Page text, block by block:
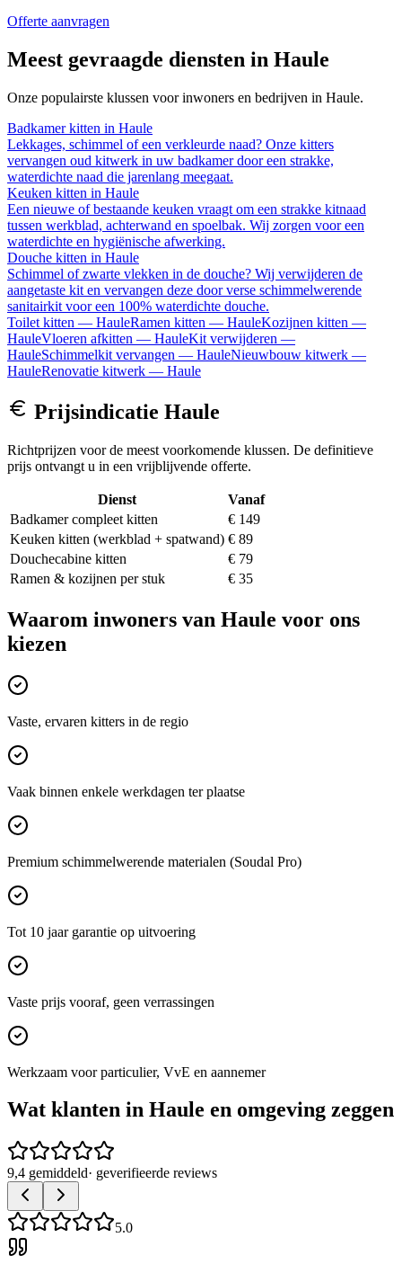
Offerte aanvragen
Meest gevraagde diensten in Haule
Onze populairste klussen voor inwoners en bedrijven in Haule.
Badkamer kitten in Haule
Lekkages, schimmel of een verkleurde naad? Onze kitters
vervangen oud kitwerk in uw badkamer door een strakke,
waterdichte naad die jarenlang meegaat.
Keuken kitten in Haule
Een nieuwe of bestaande keuken vraagt om een strakke kitnaad
tussen werkblad, achterwand en spoelbak. Wij zorgen voor een
waterdichte en hygiënische afwerking.
Douche kitten in Haule
Schimmel of zwarte vlekken in de douche? Wij verwijderen de
aangetaste kit en vervangen deze door verse schimmelwerende
sanitairkit voor een 100% waterdichte douche.
Toilet kitten — HauleRamen kitten — HauleKozijnen kitten —
HauleVloeren afkitten — HauleKit verwijderen —
HauleSchimmelkit vervangen — HauleNieuwbouw kitwerk —
HauleRenovatie kitwerk — Haule
Prijsindicatie Haule
Richtprijzen voor de meest voorkomende klussen. De definitieve
prijs ontvangt u in een vrijblijvende offerte.
Dienst
Vanaf
Badkamer compleet kitten
€ 149
Keuken kitten (werkblad + spatwand) € 89
Douchecabine kitten
€ 79
Ramen & kozijnen per stuk
€ 35
Waarom inwoners van Haule voor ons
kiezen
Vaste, ervaren kitters in de regio
Vaak binnen enkele werkdagen ter plaatse
Premium schimmelwerende materialen (Soudal Pro)
Tot 10 jaar garantie op uitvoering
Vaste prijs vooraf, geen verrassingen
Werkzaam voor particulier, VvE en aannemer
Wat klanten in Haule en omgeving zeggen
9,4 gemiddeld· geverifieerde reviews
5.0